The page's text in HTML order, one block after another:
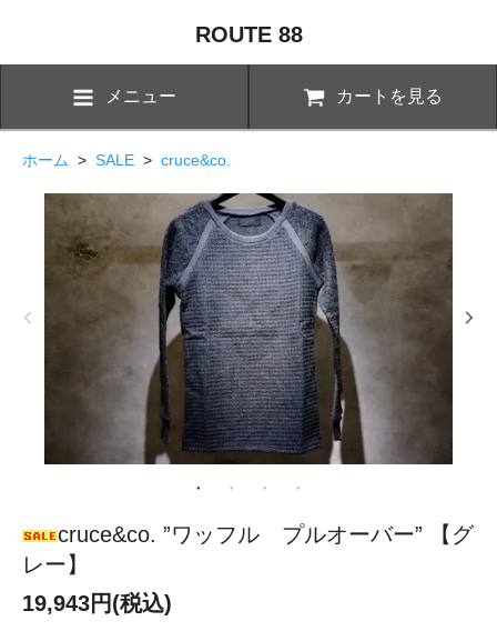
ROUTE 88
メニュー カートを見る
ホーム > SALE > cruce&co.
cruce&co. ”ワッフル プルオーバー” 【グ
レー】
19,943円(税込)